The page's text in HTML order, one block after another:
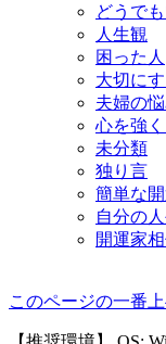
どうでも
人生観
困った人
大切に
夫婦の
心を強く
未分類
独り言
簡単な
自分の
開運家
このページの一番